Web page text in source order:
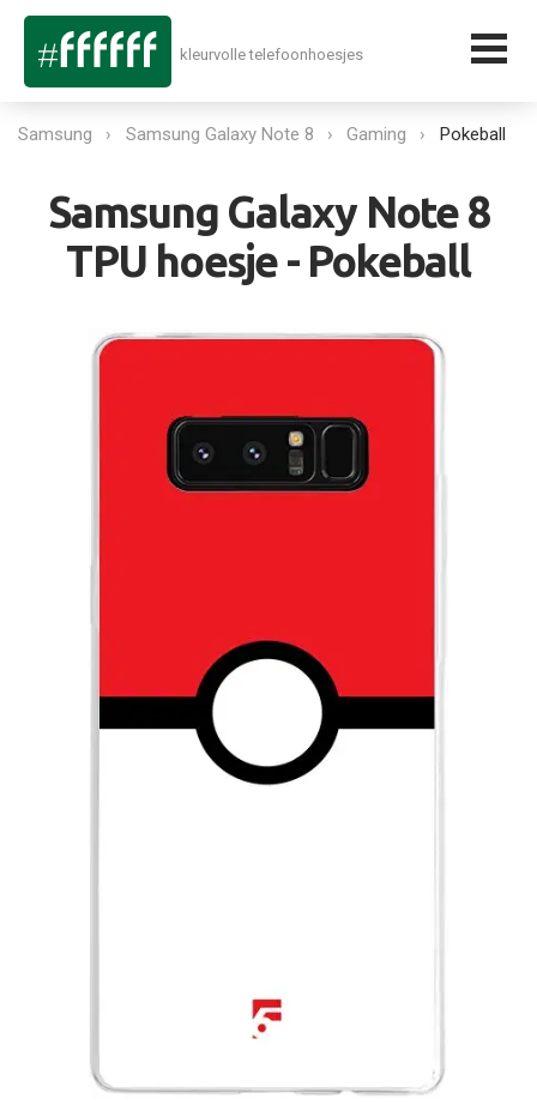
kleurvolle telefoonhoesjes
Samsung Samsung Galaxy Note 8 Gaming Pokeball
Samsung Galaxy Note 8
TPU hoesje - Pokeball